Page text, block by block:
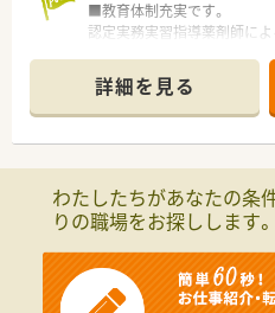
■教育体制充実です。
認定実務実習指導薬剤師によ
■空間を大切に。
アロマテラピーなど、待合室
のある環境を作っています。
詳細を見る
わたしたちがあなたの条
りの職場をお探しします。